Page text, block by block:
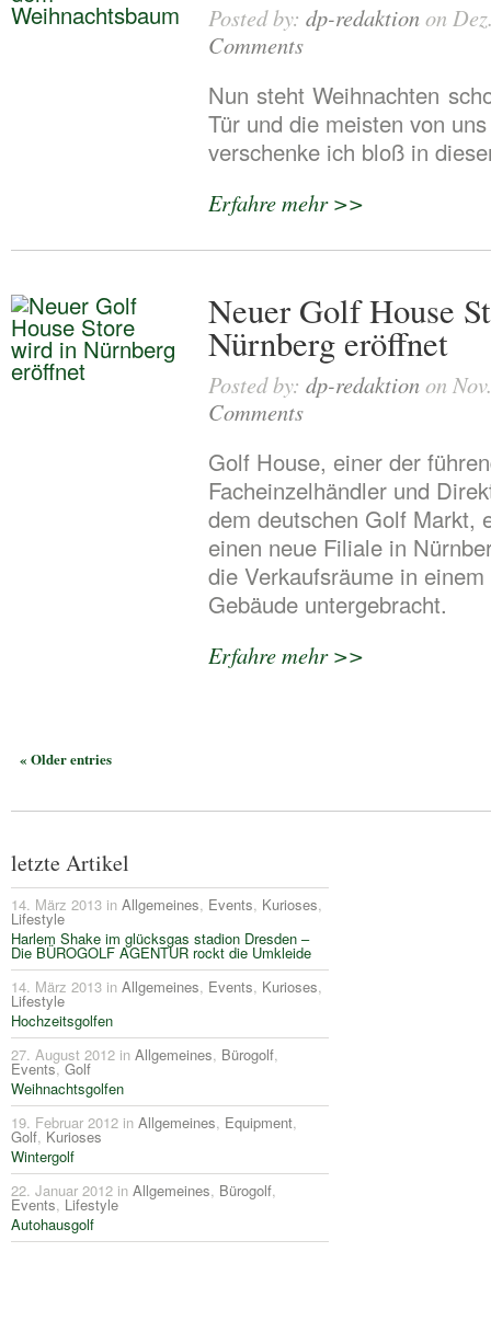
Posted by: dp-redaktionon
Comments
Nun steht Weihnachten
Tür und die meisten von
verschenke ich bloß in
Erfahre mehr >>
Neuer Golf House
Nürnberg eröffnet
Posted by: dp-redaktionon
Comments
Golf House, einer der
Facheinzelhändler und
dem deutschen Golf Markt,
einen neue Filiale in
die Verkaufsräume in
Gebäude untergebracht.
Erfahre mehr >>
« Older entries
letzte Artikel
14. März 2013 in Allgemeines, Events, Kurioses,
Lifestyle
Harlem Shake im glücksgas stadion Dresden –
Die BÜROGOLF AGENTUR rockt die Umkleide
14. März 2013 in Allgemeines, Events, Kurioses,
Lifestyle
Hochzeitsgolfen
27. August 2012 in Allgemeines, Bürogolf,
Events, Golf
Weihnachtsgolfen
19. Februar 2012 in Allgemeines, Equipment,
Golf, Kurioses
Wintergolf
22. Januar 2012 in Allgemeines, Bürogolf,
Events, Lifestyle
Autohausgolf